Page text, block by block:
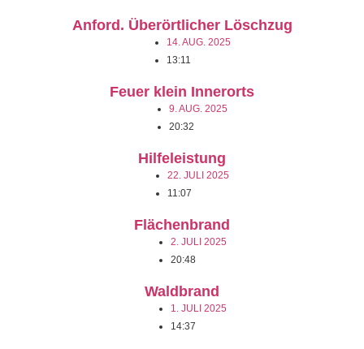
Anford. Überörtlicher Löschzug
14. AUG. 2025
13:11
Feuer klein Innerorts
9. AUG. 2025
20:32
Hilfeleistung
22. JULI 2025
11:07
Flächenbrand
2. JULI 2025
20:48
Waldbrand
1. JULI 2025
14:37